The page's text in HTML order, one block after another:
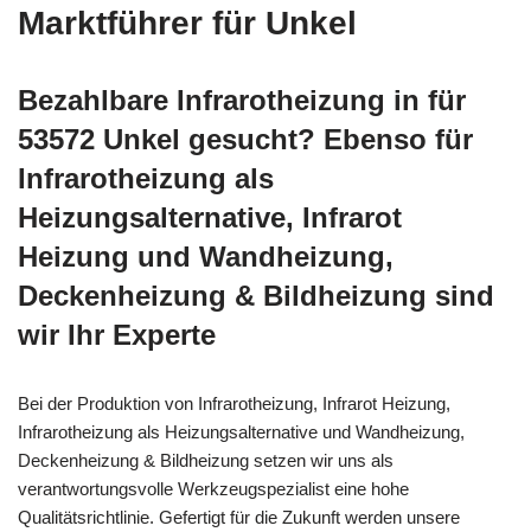
Marktführer für Unkel
Bezahlbare Infrarotheizung in für
53572 Unkel gesucht? Ebenso für
Infrarotheizung als
Heizungsalternative, Infrarot
Heizung und Wandheizung,
Deckenheizung & Bildheizung sind
wir Ihr Experte
Bei der Produktion von Infrarotheizung, Infrarot Heizung,
Infrarotheizung als Heizungsalternative und Wandheizung,
Deckenheizung & Bildheizung setzen wir uns als
verantwortungsvolle Werkzeugspezialist eine hohe
Qualitätsrichtlinie. Gefertigt für die Zukunft werden unsere